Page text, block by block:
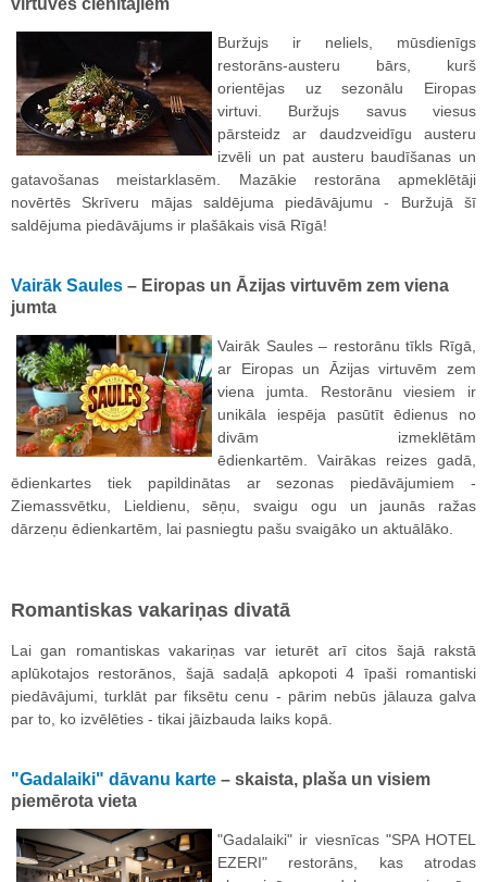
virtuves cienītājiem
Buržujs ir neliels, mūsdienīgs
restorāns-austeru bārs, kurš
orientējas uz sezonālu Eiropas
virtuvi. Buržujs savus viesus
pārsteidz ar daudzveidīgu austeru
izvēli un pat austeru baudīšanas un
gatavošanas meistarklasēm. Mazākie restorāna apmeklētāji
novērtēs Skrīveru mājas saldējuma piedāvājumu - Buržujā šī
saldējuma piedāvājums ir plašākais visā Rīgā!
Vairāk Saules – Eiropas un Āzijas virtuvēm zem viena
jumta
Vairāk Saules – restorānu tīkls Rīgā,
ar Eiropas un Āzijas virtuvēm zem
viena jumta. Restorānu viesiem ir
unikāla iespēja pasūtīt ēdienus no
divām izmeklētām
ēdienkartēm. Vairākas reizes gadā,
ēdienkartes tiek papildinātas ar sezonas piedāvājumiem -
Ziemassvētku, Lieldienu, sēņu, svaigu ogu un jaunās ražas
dārzeņu ēdienkartēm, lai pasniegtu pašu svaigāko un aktuālāko.
Romantiskas vakariņas divatā
Lai gan romantiskas vakariņas var ieturēt arī citos šajā rakstā
aplūkotajos restorānos, šajā sadaļā apkopoti 4 īpaši romantiski
piedāvājumi, turklāt par fiksētu cenu - pārim nebūs jālauza galva
par to, ko izvēlēties - tikai jāizbauda laiks kopā.
"Gadalaiki" dāvanu karte – skaista, plaša un visiem
piemērota vieta
"Gadalaiki" ir viesnīcas "SPA HOTEL
EZERI" restorāns, kas atrodas